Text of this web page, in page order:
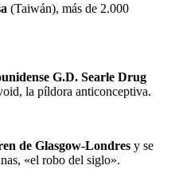
(Taiwán), más de 2.000
G.D. Searle Drug
la píldora anticonceptiva.
de Glasgow-Londres y se
«el robo del siglo».